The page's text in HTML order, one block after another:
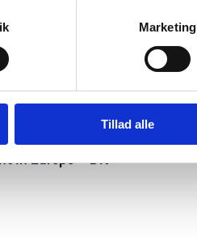
Marketing
Tillad alle
station at DanMAX
in Europe – DK